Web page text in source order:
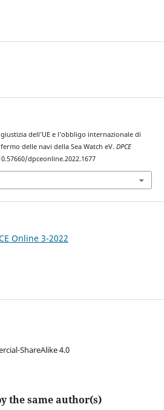
dell’UE e l’obbligo internazionale di
delle navi della Sea Watch eV. DPCE
dpceonline.2022.1677
Online 3-2022
ShareAlike 4.0
the same author(s)